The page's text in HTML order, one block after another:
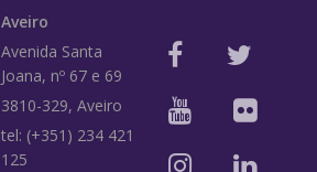
Aveiro
Avenida Santa
Joana, nº 67 e 69
3810-329, Aveiro
tel: (+351) 234 421
125